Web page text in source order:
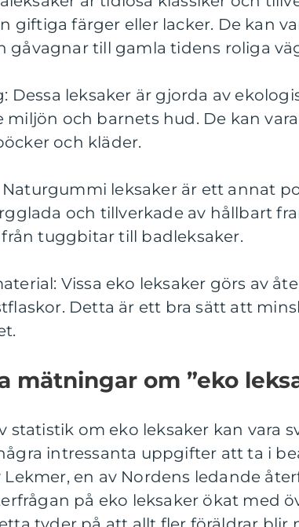
giftiga färger eller lacker. De kan
gåvagnar till gamla tidens roliga
Dessa leksaker är gjorda av
miljön och barnets hud. De kan
och kläder.
leksaker är ett annat
och tillverkade av hållbart
från tuggbitar till badleksaker.
Vissa eko leksaker görs av
Detta är ett bra sätt att
mätningar om ”eko
statistik om eko leksaker kan vara
intressanta uppgifter att ta i
en av Nordens ledande
på eko leksaker ökat med